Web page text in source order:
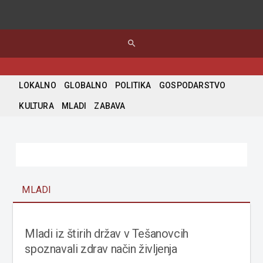
search
LOKALNO GLOBALNO POLITIKA GOSPODARSTVO
KULTURA MLADI ZABAVA
MLADI
Mladi iz štirih držav v Tešanovcih
spoznavali zdrav način življenja